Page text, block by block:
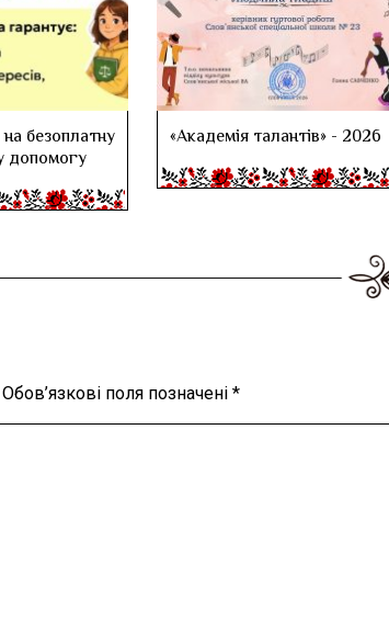
безоплатну
допомогу
«Академія талантів» - 2026
Обов’язкові поля позначені *